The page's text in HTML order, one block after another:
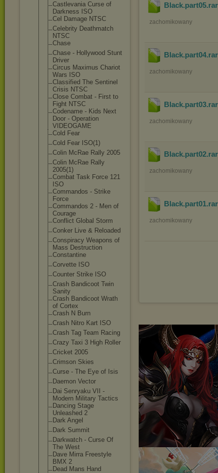
Castlevania Curse of
Darkness ISO
Cel Damage NTSC
Celebrity Deathmatch
NTSC
Chase
Chase - Hollywood Stunt
Driver
Circus Maximus Chariot
Wars ISO
Classified The Sentinel
Crisis NTSC
Close Combat - First to
Fight NTSC
Codename - Kids Next
Door - Operation
VIDEOGAME
Cold Fear
Cold Fear ISO(1)
Colin McRae Rally 2005
Colin McRae Rally
2005(1)
Combat Task Force 121
ISO
Commandos - Strike
Force
Commandos 2 - Men of
Courage
Conflict Global Storm
Conker Live & Reloaded
Conspiracy Weapons of
Mass Destruction
Constantine
Corvette ISO
Counter Strike ISO
Crash Bandicoot Twin
Sanity
Crash Bandicoot Wrath
of Cortex
Crash N Burn
Crash Nitro Kart ISO
Crash Tag Team Racing
Crazy Taxi 3 High Roller
Cricket 2005
Crimson Skies
Curse - The Eye of Isis
Daemon Vector
Dai Senryaku VII -
Modern Military Tactics
Dancing Stage
Unleashed 2
Dark Angel
Dark Summit
Darkwatch - Curse Of
The West
Dave Mirra Freestyle
BMX 2
Dead Mans Hand
Black.part05
zachomikowany
Black.part04
zachomikowany
Black.part03
zachomikowany
Black.part02
zachomikowany
Black.part01
zachomikowany